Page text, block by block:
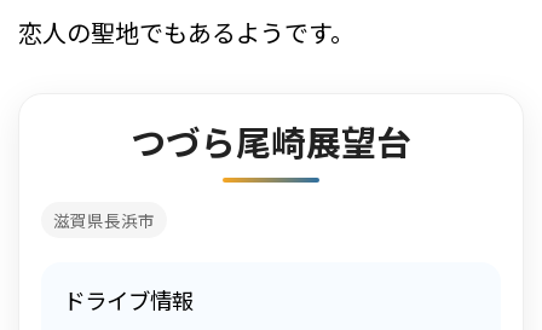
恋人の聖地でもあるようです。
つづら尾崎展望台
滋賀県長浜市
ドライブ情報